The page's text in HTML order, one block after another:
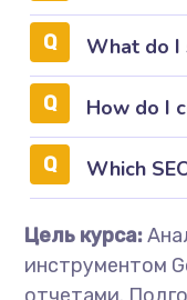
What do I
How do I
Which
Цель курса:
инструментом